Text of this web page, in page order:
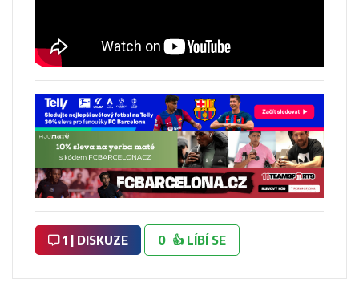
1 | DISKUZE 0 👍 LÍBÍ SE